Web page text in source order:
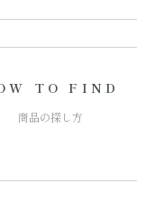
TO FIND
商品の探し方